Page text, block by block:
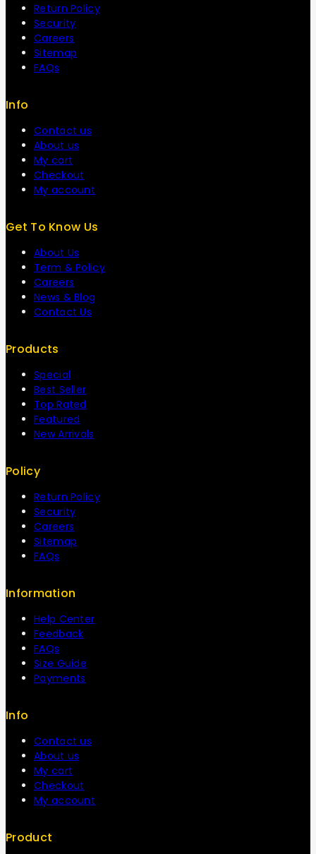
Return Policy
Security
Careers
Sitemap
FAQs
Info
Contact us
About us
My cart
Checkout
My account
Get To Know Us
About Us
Term & Policy
Careers
News & Blog
Contact Us
Products
Special
Best Seller
Top Rated
Featured
New Arrivals
Policy
Return Policy
Security
Careers
Sitemap
FAQs
Information
Help Center
Feedback
FAQs
Size Guide
Payments
Info
Contact us
About us
My cart
Checkout
My account
Product